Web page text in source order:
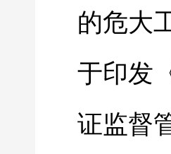
的危大
于印发
证监督